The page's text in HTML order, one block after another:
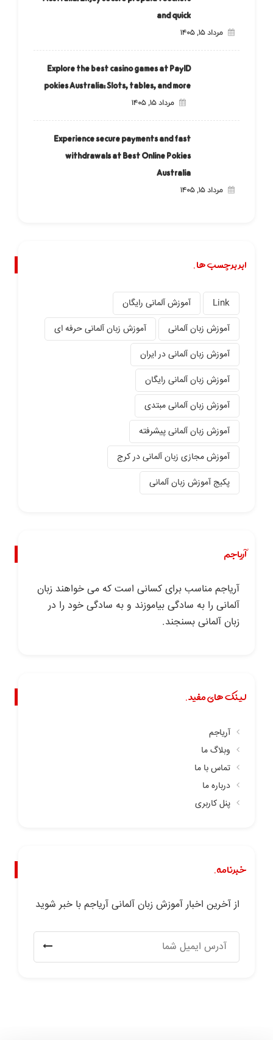
and quick
مرداد ۱۵, ۱۴۰۵
Explore the best casino games at PayID
pokies Australia: Slots, tables, and more
مرداد ۱۵, ۱۴۰۵
Experience secure payments and fast
withdrawals at Best Online Pokies
Australia
مرداد ۱۵, ۱۴۰۵
ابر برچسب ها.
Link
آموزش آلمانی رایگان
آموزش زبان آلمانی
آموزش زبان آلمانی حرفه ای
آموزش زبان آلمانی در ایران
آموزش زبان آلمانی رایگان
آموزش زبان آلمانی مبتدی
آموزش زبان آلمانی پیشرفته
آموزش مجازی زبان آلمانی در کرج
پکیج آموزش زبان آلمانی
آریاجم
آریاجم مناسب برای کسانی است که می خواهند زبان
آلمانی را به سادگی بیاموزند و به سادگی خود را در
زبان آلمانی بسنجند.
لینک های مفید.
آریاجم
وبلاگ ما
تماس با ما
درباره ما
پنل کاربری
خبرنامه.
از آخرین اخبار آموزش زبان آلمانی آریاجم با خبر شوید